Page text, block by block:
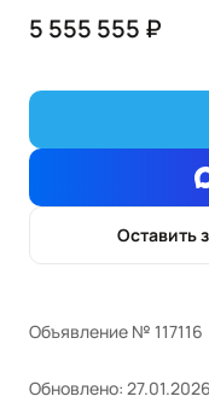
5 555 555 ₽
Оставить
Объявление № 117116
Обновлено: 27.01.2026